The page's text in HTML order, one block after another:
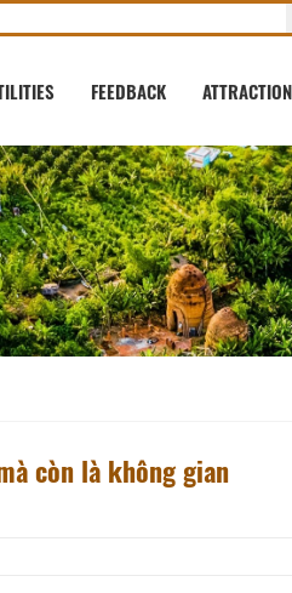
FEEDBACK
còn là không gian